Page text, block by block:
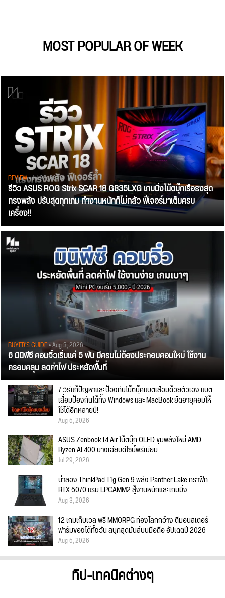
MOST POPULAR OF WEEK
REVIEW• Jul 28, 2026
รีวิว ASUS ROG Strix SCAR 18 G835LXG เกมมิ่งโน้ตบุ๊กเรือธงสุด
ทรงพลัง ปรับสุดทุกเกม ทำงานหนักก็ไม่กลัว ฟีเจอร์มาเต็มครบ
เครื่อง!!
BUYER'S GUIDE• Aug 3, 2026
6 มินิพีซี คอมจิ๋วเริ่มแค่ 5 พัน มีครบไม่ต้องประกอบคอมใหม่ ใช้งาน
ครอบคลุม ลดค่าไฟ ประหยัดพื้นที่
7 วิธีแก้ปัญหาและป้องกันโน๊ตบุ๊คแบตเสื่อมด้วยตัวเอง แบต
เสื่อมป้องกันได้ทั้ง Windows และ MacBook ยืดอายุคอมให้
ใช้ได้อีกหลายปี!
Aug 5, 2026
ASUS Zenbook 14 Air โน้ตบุ๊ก OLED ขุมพลังใหม่ AMD
Ryzen AI 400 บางเฉียบดีไซน์พรีเมียม
Jul 29, 2026
น่าลอง ThinkPad T1g Gen 9 พลัง Panther Lake กราฟิก
RTX 5070 แรม LPCAMM2 สู้งานหนักและเกมมิ่ง
Aug 3, 2026
12 เกมเก็บเวล ฟรี MMORPG ท่องโลกกว้าง ตีมอนสเตอร์
ฟาร์มของได้ทั้งวัน สนุกสุดมันส์บนมือถือ อัปเดตปี 2026
Aug 5, 2026
ทิป-เทคนิคต่างๆ